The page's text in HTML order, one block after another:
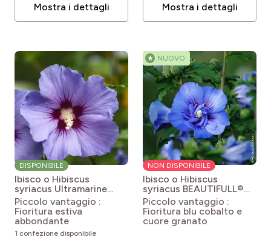
Mostra i dettagli Mostra i dettagli
DISPONIBILE
Ibisco o Hibiscus
syriacus Ultramarine
Hibiscus syriacus
‘Minultra’ Ultramarine®
Piccolo vantaggio :
Fioritura estiva
abbondante
1 confezione disponibile
★ NUOVO
NON DISPONIBILE
Ibisco o Hibiscus
syriacus BEAUTIFULL®
Cobalt Hibiscus syriacus
'Minsybfcble17',
BEAUTIFULL® Cobalt
Piccolo vantaggio :
Fioritura blu cobalto e
cuore granato